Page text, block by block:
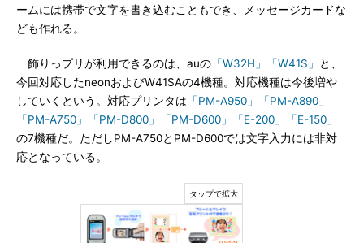
ームには携帯で文字を書き込むこともでき、メッセージカードな
ども作れる。
飾りっプリが利用できるのは、auの 「W32H」 「W41S」
と、
今回対応したneonおよびW41SAの4機種。対応機種は今後増や
していくという。対応プリンタは 「PM-A950」
「PM-A890」
「PM-A750」
「PM-D800」 「PM-D600」 「E-200」
「E-150」
の7機種だ。ただしPM-A750とPM-D600では文字入力には非対
応となっている。